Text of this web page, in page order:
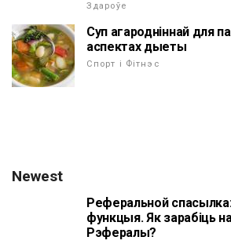
Здароўе
Суп агародніннай для
аспектах дыеты
Спорт і Фітнэс
Newest
Реферальной
функцыя. Як зарабіць
Рэфералы?